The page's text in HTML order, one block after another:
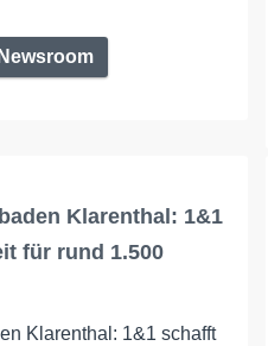
Klarenthal: 1&1
für rund 1.500
Klarenthal: 1&1 schafft